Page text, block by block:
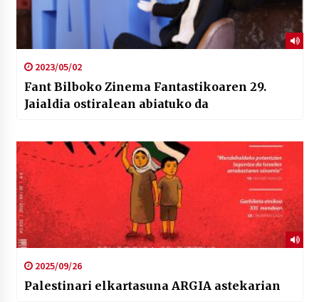
2023/05/02
Fant Bilboko Zinema Fantastikoaren 29.
Jaialdia ostiralean abiatuko da
2025/09/26
Palestinari elkartasuna ARGIA astekarian